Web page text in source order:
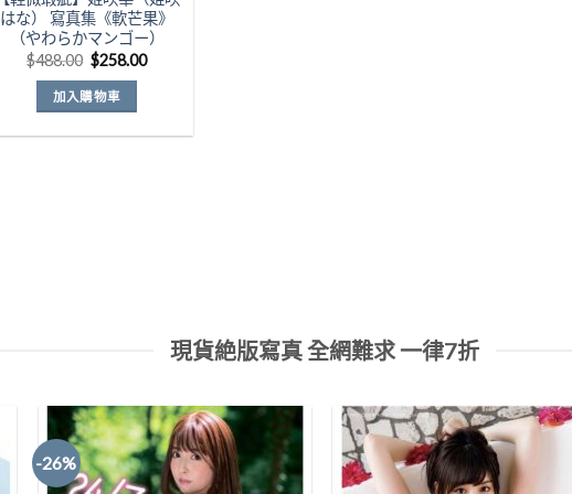
はな） 寫真集《軟芒果》
（やわらかマンゴー）
$488.00 原
始
價
格：
$258.00目
加入購物車
現貨絶版寫真 全網難求 一律7折
-26%